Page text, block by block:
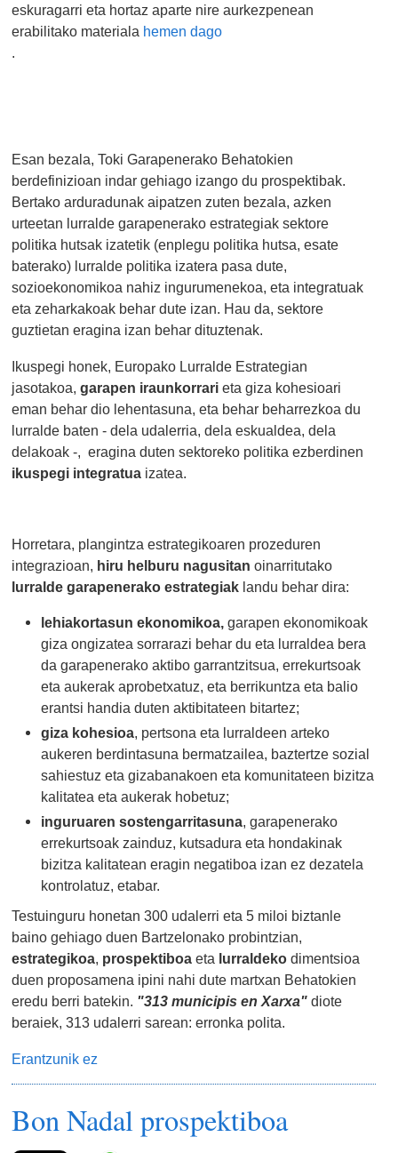
eskuragarri eta hortaz aparte nire aurkezpenean
erabilitako materiala hemen dago
.
Esan bezala, Toki Garapenerako Behatokien
berdefinizioan indar gehiago izango du prospektibak.
Bertako arduradunak aipatzen zuten bezala, azken
urteetan lurralde garapenerako estrategiak sektore
politika hutsak izatetik (enplegu politika hutsa, esate
baterako) lurralde politika izatera pasa dute,
sozioekonomikoa nahiz ingurumenekoa, eta integratuak
eta zeharkakoak behar dute izan. Hau da, sektore
guztietan eragina izan behar dituztenak.
Ikuspegi honek, Europako Lurralde Estrategian
jasotakoa,garapen iraunkorrarieta giza kohesioari
eman behar dio lehentasuna, eta behar beharrezkoa du
lurralde baten - dela udalerria, dela eskualdea, dela
delakoak -, eragina duten sektoreko politika ezberdinen
ikuspegi integratua izatea.
Horretara, plangintza estrategikoaren prozeduren
integrazioan, hiru helburu nagusitan oinarritutako
lurralde garapenerako estrategiak landu behar dira:
lehiakortasun ekonomikoa, garapen ekonomikoak
giza ongizatea sorrarazi behar du eta lurraldea bera
da garapenerako aktibo garrantzitsua, errekurtsoak
eta aukerak aprobetxatuz, eta berrikuntza eta balio
erantsi handia duten aktibitateen bitartez;
giza kohesioa, pertsona eta lurraldeen arteko
aukeren berdintasuna bermatzailea, baztertze sozial
sahiestuz eta gizabanakoen eta komunitateen bizitza
kalitatea eta aukerak hobetuz;
inguruaren sostengarritasuna, garapenerako
errekurtsoak zainduz, kutsadura eta hondakinak
bizitza kalitatean eragin negatiboa izan ez dezatela
kontrolatuz, etabar.
Testuinguru honetan 300 udalerri eta 5 miloi biztanle
baino gehiago duen Bartzelonako probintzian,
estrategikoa, prospektiboaeta lurraldekodimentsioa
duen proposamena ipini nahi dute martxan Behatokien
eredu berri batekin. "313 municipis en Xarxa" diote
beraiek, 313 udalerri sarean: erronka polita.
Erantzunik ez
Bon Nadal prospektiboa